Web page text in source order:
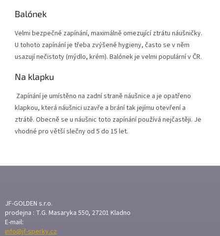
Balónek
Velmi bezpečné zapínání, maximálně omezující ztrátu náušničky.
U tohoto zapínání je třeba zvýšené hygieny, často se v něm
usazují nečistoty (mýdlo, krém). Balónek je velmi populární v ČR.
Na klapku
Zapínání je umístěno na zadní straně náušnice a je opatřeno
klapkou, která náušnici uzavře a brání tak jejímu otevření a
ztrátě. Obecně se u náušnic toto zapínání používá nejčastěji. Je
vhodné pro větší slečny od 5 do 15 let.
A
T
JF-GOLDEN s.r.o.
prodejna : T.G. Masaryka 550, 27201 Kladno
E-mail:
info@jf-sperky.cz